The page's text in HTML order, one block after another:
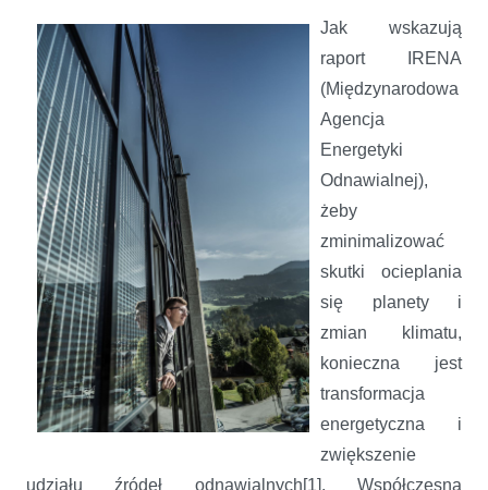
Jak wskazują
raport IRENA
(Międzynarodowa
Agencja
Energetyki
Odnawialnej),
żeby
zminimalizować
skutki ocieplania
się planety i
zmian klimatu,
konieczna jest
transformacja
energetyczna i
zwiększenie
udziału źródeł odnawialnych[1]. Współczesna